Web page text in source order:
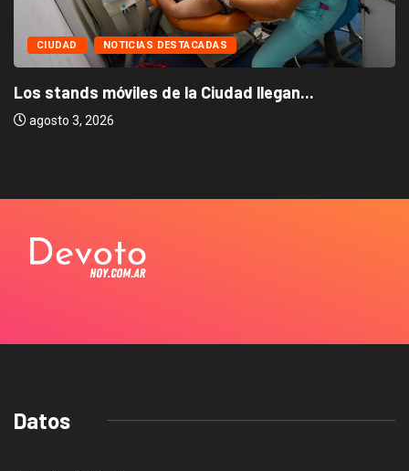
CIUDAD NOTICIAS DESTACADAS
Los stands móviles de la Ciudad llegan...
agosto 3, 2026
Datos